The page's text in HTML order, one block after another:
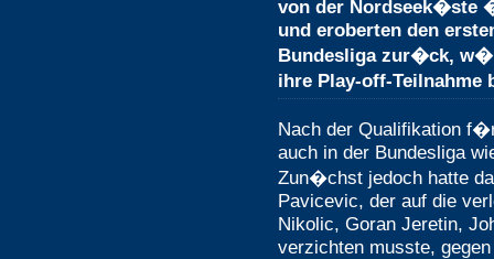
von der Nordseek�ste
und eroberten den
Bundesliga zur�ck,
ihre Play-off-Teilnahme
Nach der Qualifikation
auch in der Bundesliga
Zun�chst jedoch hatte
Pavicevic, der auf die
Nikolic, Goran Jeretin,
verzichten musste,